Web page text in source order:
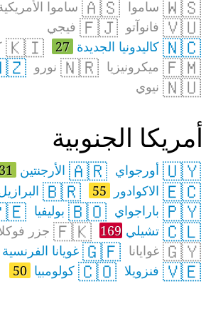
🇼🇸ساموا 🇦🇸ساموا الأمريكية
🇻🇺فانوآتو 🇫🇯فيجي
🇳🇨كاليدونيا الجديدة 27
🇰🇮
🇫🇲ميكرونيزيا 🇳🇷نورو
🇳🇺نيوي
أمريكا الجنوبية
🇺🇾أورجواي 🇦🇷الأرجنتين 31
🇪🇨الاكوادور 55
🇧🇷
🇵🇾باراجواي 🇧🇴بوليفيا
🇨🇱تشيلي 169
🇫🇰جزر
🇬🇾غوايانا 🇬🇫غويانا الفرنسية
🇻🇪فنزويلا 🇨🇴كولومبيا 50